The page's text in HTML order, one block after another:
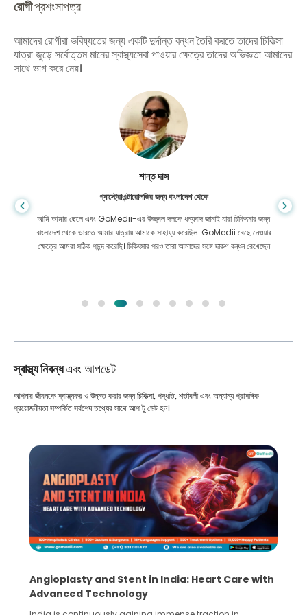
রোগীপ্রশংসাপত্র
আমাদের রোগীরা ভবিষ্যতের জন্য একটি দুর্দান্ত বন্ধন তৈরি করতে তাদের চিকিত্সা
যাত্রা জুড়ে সর্বোত্তম মানের স্বাস্থ্যসেবা পাওয়ার ক্ষেত্রে তাদের অভিজ্ঞতা আমাদের
সাথে ভাগ করে নেয়।
শান্ত দাস
গ্যাস্ট্রোএন্টারোলজির জন্য বাংলাদেশ থেকে
আমি আমার ছেলে এবং GoMedii-এর উজ্জ্বল দলকে ধন্যবাদ জানাই যারা চিকিৎসার জন্য
বাংলাদেশ থেকে ভারতে আমার যাত্রায় আমাকে সাহায্য করেছিল। GoMedii বেছে নেওয়ার
ক্ষেত্রে আমরা সঠিক পছন্দ করেছি। চিকিৎসার পরও তারা আমাদের সঙ্গে দারুণ বন্ধন রেখেছেন
স্বাস্থ্য নিবন্ধএবং আপডেট
আপনার জীবনকে স্বাস্থ্যকর ও উন্নত করার জন্য চিকিত্সা, পদ্ধতি, শর্তাবলী এবং অন্যান্য প্রাসঙ্গিক
প্রয়োজনীয়তা সম্পর্কিত সর্বশেষ তথ্যের সাথে আপ টু ডেট হন।
Angioplasty and Stent in India: Heart Care with
Advanced Technology